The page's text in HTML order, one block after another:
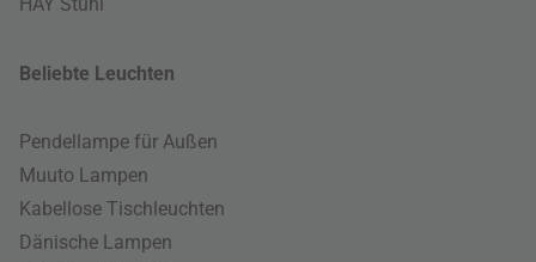
Beliebte Leuchten
Pendellampe für Außen
Muuto Lampen
Kabellose Tischleuchten
Dänische Lampen